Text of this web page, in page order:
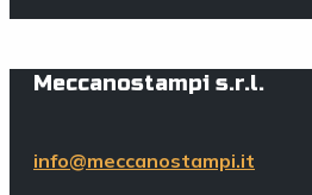
Meccanostampi s.r.l.
info@meccanostampi.it